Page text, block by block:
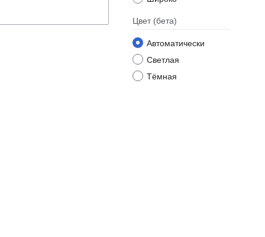
Цвет (бета)
Автоматически
Светлая
Тёмная